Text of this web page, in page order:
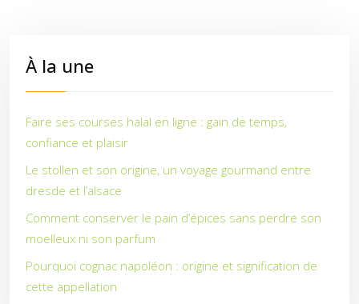
À la une
Faire ses courses halal en ligne : gain de temps,
confiance et plaisir
Le stollen et son origine, un voyage gourmand entre
dresde et l’alsace
Comment conserver le pain d’épices sans perdre son
moelleux ni son parfum
Pourquoi cognac napoléon : origine et signification de
cette appellation